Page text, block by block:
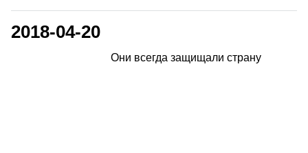
2018-04-20
Они всегда защищали страну